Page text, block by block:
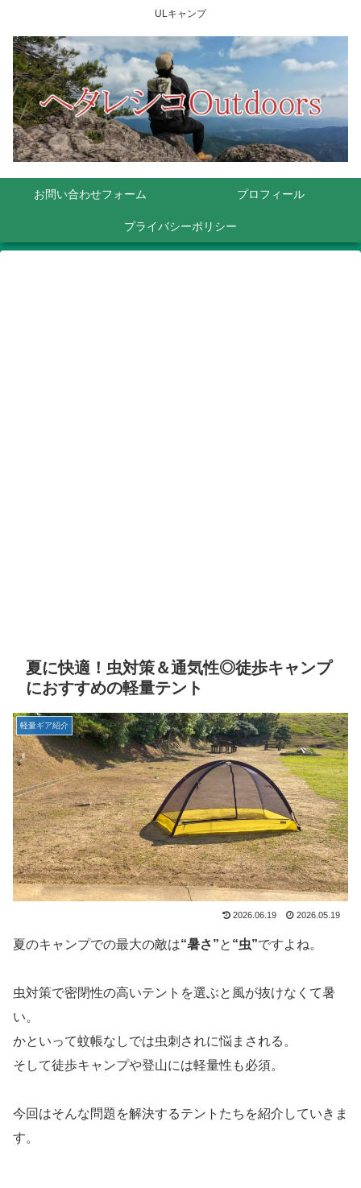
ULキャンプ
お問い合わせフォーム プロフィール
プライバシーポリシー
夏に快適！虫対策＆通気性◎徒歩キャンプ
におすすめの軽量テント
軽量ギア紹介
2026.06.19 2026.05.19
夏のキャンプでの最大の敵は“暑さ”と “虫”ですよね。
虫対策で密閉性の高いテントを選ぶと風が抜けなくて暑
い。
かといって蚊帳なしでは虫刺されに悩まされる。
そして徒歩キャンプや登山には軽量性も必須。
今回はそんな問題を解決するテントたちを紹介していきま
す。